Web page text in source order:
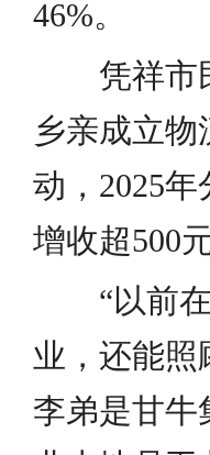
46%。
凭祥市
乡亲成立物
动，2025
增收超500元
“以前
业，还能照
李弟是甘牛